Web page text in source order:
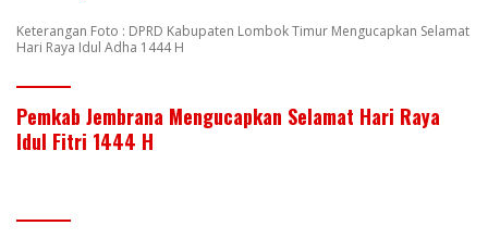
Keterangan Foto : DPRD Kabupaten Lombok Timur Mengucapkan Selamat
Hari Raya Idul Adha 1444 H
Pemkab Jembrana Mengucapkan Selamat Hari Raya
Idul Fitri 1444 H